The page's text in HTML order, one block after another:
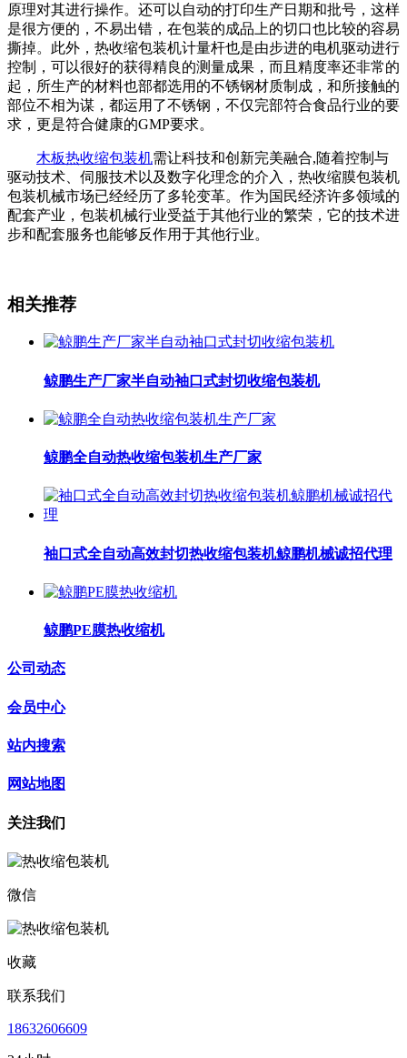
原理对其进行操作。还可以自动的打印生产日期和批号，这样
是很方便的，不易出错，在包装的成品上的切口也比较的容易
撕掉。此外，热收缩包装机计量杆也是由步进的电机驱动进行
控制，可以很好的获得精良的测量成果，而且精度率还非常的
起，所生产的材料也部都选用的不锈钢材质制成，和所接触的
部位不相为谋，都运用了不锈钢，不仅完部符合食品行业的要
求，更是符合健康的GMP要求。
木板热收缩包装机需让科技和创新完美融合,随着控制与
驱动技术、伺服技术以及数字化理念的介入，热收缩膜包装机
包装机械市场已经经历了多轮变革。作为国民经济许多领域的
配套产业，包装机械行业受益于其他行业的繁荣，它的技术进
步和配套服务也能够反作用于其他行业。
相关推荐
鲸鹏生产厂家半自动袖口式封切收缩包装机
鲸鹏全自动热收缩包装机生产厂家
袖口式全自动高效封切热收缩包装机鲸鹏机械诚招代理
鲸鹏PE膜热收缩机
公司动态
会员中心
站内搜索
网站地图
关注我们
微信
收藏
联系我们
18632606609